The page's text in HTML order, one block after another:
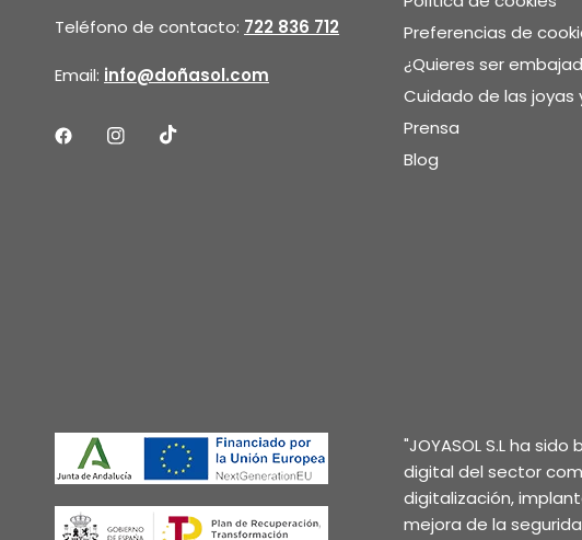
Teléfono de contacto: 722 836 712
Email: info@doñasol.com
Preferencias de
¿Quieres ser
Cuidado de las joyas
Prensa
Blog
"JOYASOL S.L ha
digital del sector
digitalización,
mejora de la